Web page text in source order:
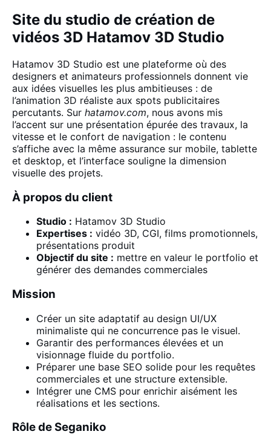
Site du studio de création de
vidéos 3D Hatamov 3D Studio
Hatamov 3D Studio est une plateforme où des
designers et animateurs professionnels donnent vie
aux idées visuelles les plus ambitieuses : de
l’animation 3D réaliste aux spots publicitaires
percutants. Sur hatamov.com, nous avons mis
l’accent sur une présentation épurée des travaux, la
vitesse et le confort de navigation : le contenu
s’affiche avec la même assurance sur mobile, tablette
et desktop, et l’interface souligne la dimension
visuelle des projets.
À propos du client
Studio : Hatamov 3D Studio
Expertises : vidéo 3D, CGI, films promotionnels,
présentations produit
Objectif du site : mettre en valeur le portfolio et
générer des demandes commerciales
Mission
Créer un site adaptatif au design UI/UX
minimaliste qui ne concurrence pas le visuel.
Garantir des performances élevées et un
visionnage fluide du portfolio.
Préparer une base SEO solide pour les requêtes
commerciales et une structure extensible.
Intégrer une CMS pour enrichir aisément les
réalisations et les sections.
Rôle de Seganiko